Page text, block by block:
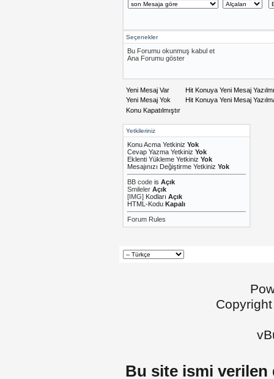
Seçenekler
Bu Forumu okunmuş kabul et
Ana Forumu göster
Yeni Mesaj Var
Hit Konuya Yeni Mesaj
Yeni Mesaj Yok
Hit Konuya Yeni Mesaj
Konu Kapatılmıştır
Yetkileriniz
Konu Acma Yetkiniz Yok
Cevap Yazma Yetkiniz Yok
Eklenti Yükleme Yetkiniz Yok
Mesajınızı Değiştirme Yetkiniz Yok
BB code is Açık
Smileler Açık
[IMG] Kodları Açık
HTML-Kodu Kapalı
Forum Rules
Bu site ismi verilen